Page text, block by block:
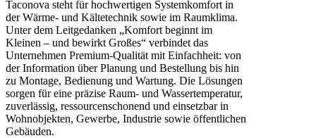
Taconova steht für hochwertigen Systemkomfort in
der Wärme- und Kältetechnik sowie im Raumklima.
Unter dem Leitgedanken „Komfort beginnt im
Kleinen – und bewirkt Großes“ verbindet das
Unternehmen Premium-Qualität mit Einfachheit: von
der Information über Planung und Bestellung bis hin
zu Montage, Bedienung und Wartung. Die Lösungen
sorgen für eine präzise Raum- und Wassertemperatur,
zuverlässig, ressourcenschonend und einsetzbar in
Wohnobjekten, Gewerbe, Industrie sowie öffentlichen
Gebäuden.